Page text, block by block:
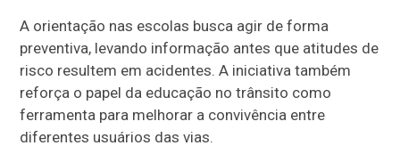
A orientação nas escolas busca agir de forma
preventiva, levando informação antes que atitudes de
risco resultem em acidentes. A iniciativa também
reforça o papel da educação no trânsito como
ferramenta para melhorar a convivência entre
diferentes usuários das vias.